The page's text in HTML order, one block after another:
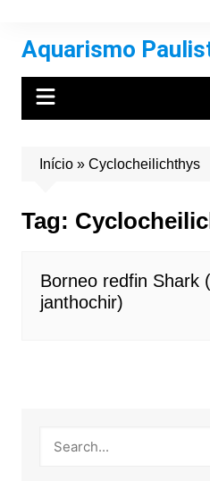
conteúdo
Aquarismo
Início» Cyclocheilichthys
Tag:
Borneo redfin Shark
janthochir)